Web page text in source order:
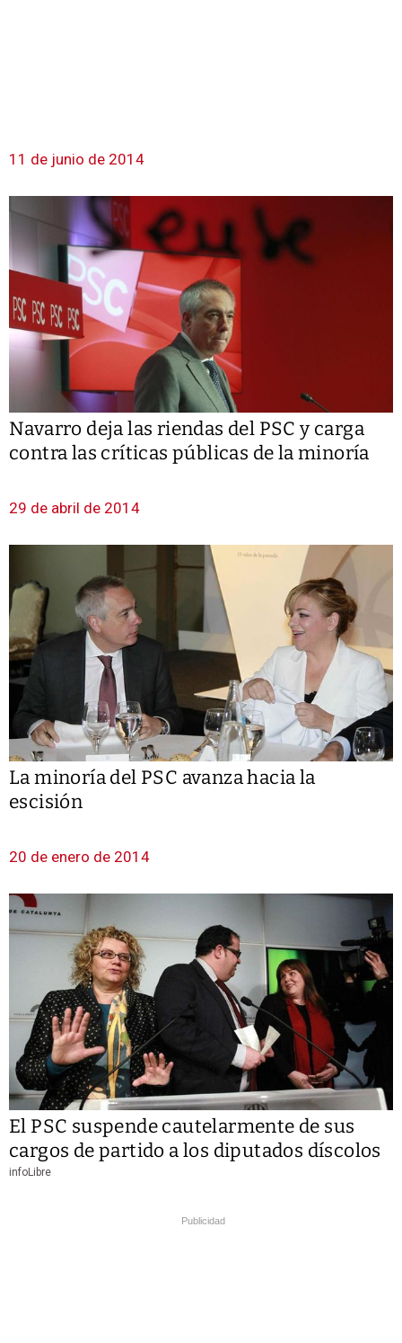
11 de junio de 2014
Navarro deja las riendas del PSC y carga
contra las críticas públicas de la minoría
29 de abril de 2014
La minoría del PSC avanza hacia la
escisión
20 de enero de 2014
El PSC suspende cautelarmente de sus
cargos de partido a los diputados díscolos
infoLibre
Publicidad